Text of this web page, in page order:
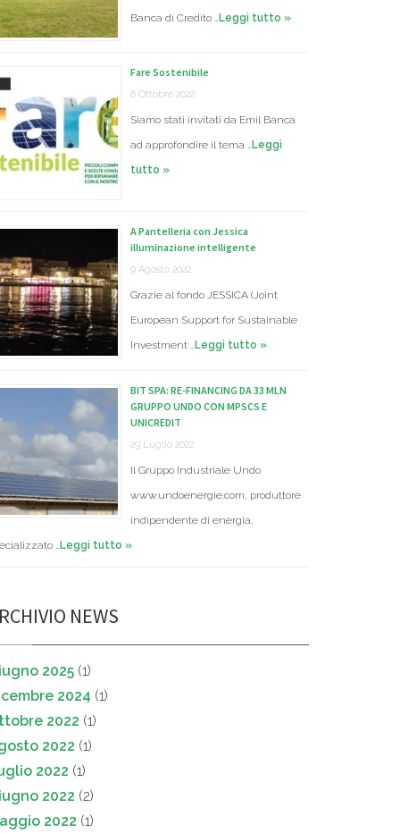
Banca di Credito …Leggi tutto »
Fare Sostenibile
6 Ottobre 2022
Siamo stati invitati da Emil Banca
ad approfondire il tema …Leggi
tutto »
A Pantelleria con Jessica
illuminazione intelligente
9 Agosto 2022
Grazie al fondo JESSICA (Joint
European Support for Sustainable
Investment …Leggi tutto »
BIT SPA: RE-FINANCING DA 33 MLN
GRUPPO UNDO CON MPSCS E
UNICREDIT
29 Luglio 2022
Il Gruppo Industriale Undo
www.undoenergie.com, produttore
indipendente di energia,
…Leggi tutto »
NEWS
2025 (1)
2024 (1)
2022 (1)
2022 (1)
2022 (1)
2022 (2)
2022 (1)